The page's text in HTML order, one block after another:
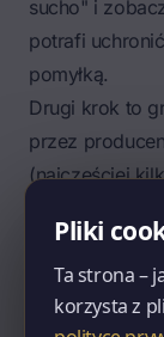
sucho" i
potrafi
pomyłką.
Drugi krok to
przez
(najczęściej
Trzeci krok to
panel, nie na
paneli (do 1
Pliki
Ta strona –
korzysta z